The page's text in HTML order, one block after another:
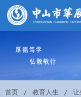
首页 教育人生 让